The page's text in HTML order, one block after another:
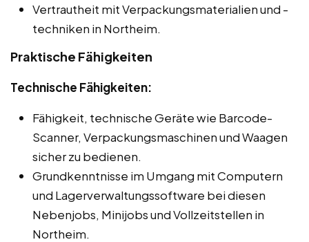
Vertrautheit mit Verpackungsmaterialien und -
techniken in Northeim.
Praktische Fähigkeiten
Technische Fähigkeiten:
Fähigkeit, technische Geräte wie Barcode-
Scanner, Verpackungsmaschinen und Waagen
sicher zu bedienen.
Grundkenntnisse im Umgang mit Computern
und Lagerverwaltungssoftware bei diesen
Nebenjobs, Minijobs und Vollzeitstellen in
Northeim.